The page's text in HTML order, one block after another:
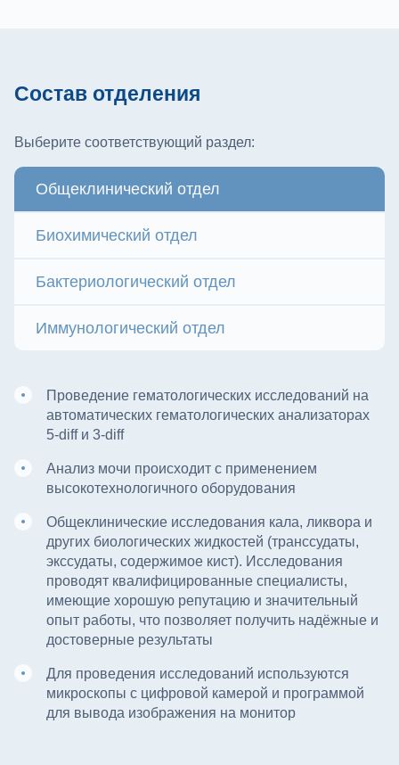
Состав отделения
Выберите соответствующий раздел:
Общеклинический отдел
Биохимический отдел
Бактериологический отдел
Иммунологический отдел
Проведение гематологических исследований на
автоматических гематологических анализаторах
5-diff и 3-diff
Анализ мочи происходит с применением
высокотехнологичного оборудования
Общеклинические исследования кала, ликвора и
других биологических жидкостей (транссудаты,
экссудаты, содержимое кист). Исследования
проводят квалифицированные специалисты,
имеющие хорошую репутацию и значительный
опыт работы, что позволяет получить надёжные и
достоверные результаты
Для проведения исследований используются
микроскопы с цифровой камерой и программой
для вывода изображения на монитор